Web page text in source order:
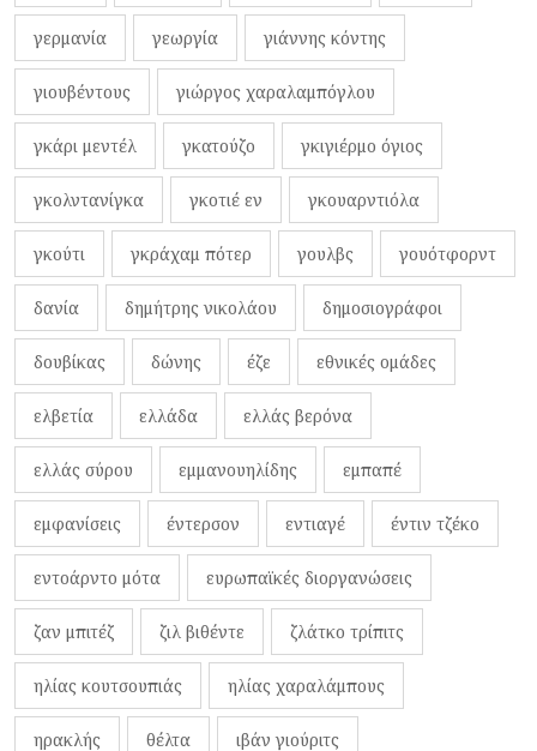
γερμανία γεωργία γιάννης κόντης
γιουβέντους γιώργος χαραλαμπόγλου
γκάρι μεντέλ γκατούζο γκιγιέρμο όγιος
γκολντανίγκα γκοτιέ εν γκουαρντιόλα
γκούτι γκράχαμ πότερ γουλβς γουότφορντ
δανία δημήτρης νικολάου δημοσιογράφοι
δουβίκας δώνης έζε εθνικές ομάδες
ελβετία ελλάδα ελλάς βερόνα
ελλάς σύρου εμμανουηλίδης εμπαπέ
εμφανίσεις έντερσον εντιαγέ έντιν τζέκο
εντοάρντο μότα ευρωπαϊκές διοργανώσεις
ζαν μπιτέζ ζιλ βιθέντε ζλάτκο τρίπιτς
ηλίας κουτσουπιάς ηλίας χαραλάμπους
ηρακλής θέλτα ιβάν γιούριτς